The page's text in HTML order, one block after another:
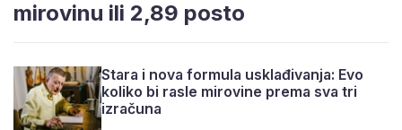
mirovinu ili 2,89 posto
Stara i nova formula usklađivanja: Evo
koliko bi rasle mirovine prema sva tri
izračuna